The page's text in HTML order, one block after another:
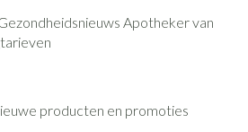
Apotheker van
producten en promoties